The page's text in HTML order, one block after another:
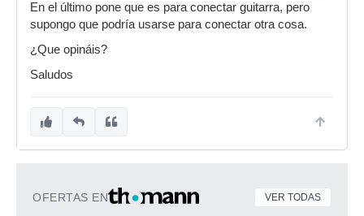
En el último pone que es para conectar guitarra, pero
supongo que podría usarse para conectar otra cosa.
¿Que opináis?
Saludos
OFERTAS EN VER TODAS